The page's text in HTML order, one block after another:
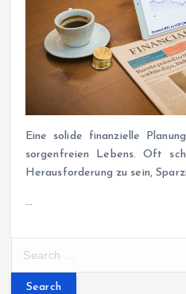
Eine solide finanzielle
sorgenfreien Lebens. Oft
Herausforderung zu sein,
…